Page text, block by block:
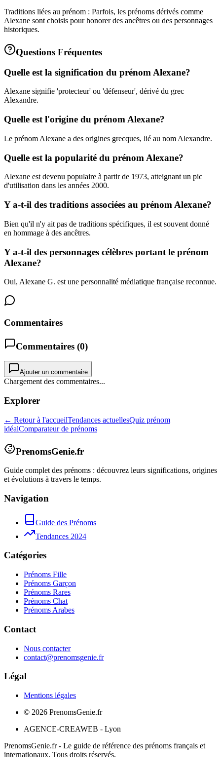
Traditions liées au prénom : Parfois, les prénoms dérivés comme
Alexane sont choisis pour honorer des ancêtres ou des personnages
historiques.
Questions Fréquentes
Quelle est la signification du prénom Alexane?
Alexane signifie 'protecteur' ou 'défenseur', dérivé du grec
Alexandre.
Quelle est l'origine du prénom Alexane?
Le prénom Alexane a des origines grecques, lié au nom Alexandre.
Quelle est la popularité du prénom Alexane?
Alexane est devenu populaire à partir de 1973, atteignant un pic
d'utilisation dans les années 2000.
Y a-t-il des traditions associées au prénom Alexane?
Bien qu'il n'y ait pas de traditions spécifiques, il est souvent donné
en hommage à des ancêtres.
Y a-t-il des personnages célèbres portant le prénom
Alexane?
Oui, Alexane G. est une personnalité médiatique française reconnue.
Commentaires
Commentaires (0)
Ajouter un commentaire
Chargement des commentaires...
Explorer
← Retour à l'accueilTendances actuellesQuiz prénom
idéalComparateur de prénoms
PrenomsGenie.fr
Guide complet des prénoms : découvrez leurs significations, origines
et évolutions à travers le temps.
Navigation
Guide des Prénoms
Tendances 2024
Catégories
Prénoms Fille
Prénoms Garçon
Prénoms Rares
Prénoms Chat
Prénoms Arabes
Contact
Nous contacter
contact@prenomsgenie.fr
Légal
Mentions légales
© 2026 PrenomsGenie.fr
AGENCE-CREAWEB - Lyon
PrenomsGenie.fr - Le guide de référence des prénoms français et
internationaux. Tous droits réservés.